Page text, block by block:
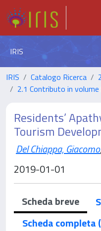
IRIS
IRIS Catalogo Ricerca
2.1 Contributo in
Residents’
Tourism
Del Chiappa, Giacomo
2019-01-01
Scheda breve
Scheda completa